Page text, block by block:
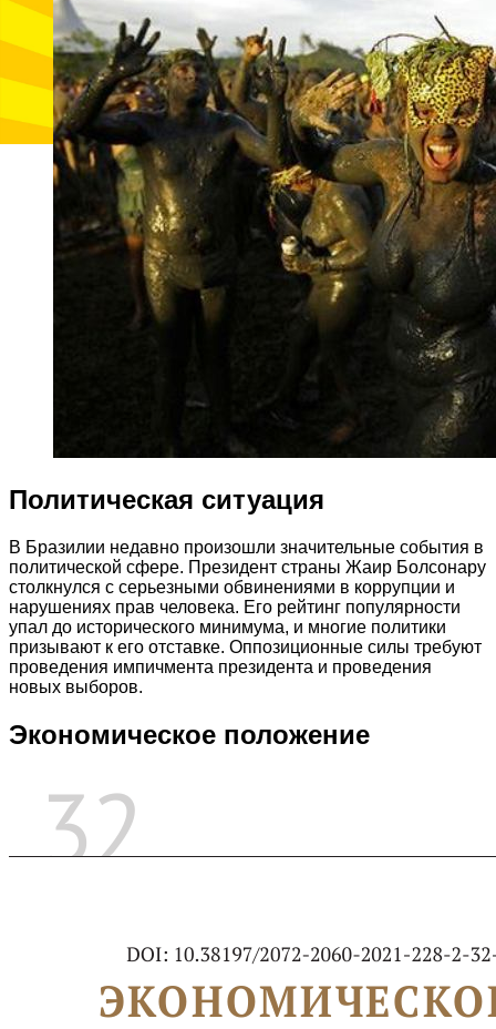
Политическая ситуация
В Бразилии недавно произошли значительные события в
политической сфере. Президент страны Жаир Болсонару
столкнулся с серьезными обвинениями в коррупции и
нарушениях прав человека. Его рейтинг популярности
упал до исторического минимума, и многие политики
призывают к его отставке. Оппозиционные силы требуют
проведения импичмента президента и проведения
новых выборов.
Экономическое положение